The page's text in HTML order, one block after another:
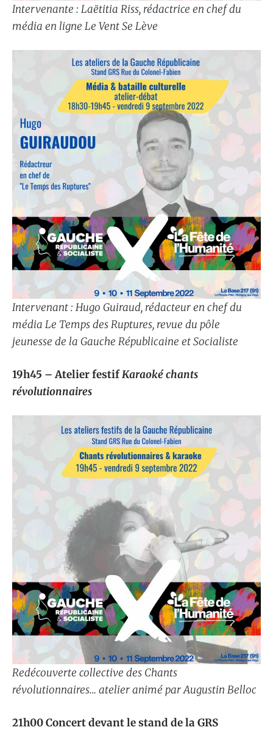
Intervenante : Laëtitia Riss, rédactrice en chef du
média en ligne Le Vent Se Lève
Intervenant : Hugo Guiraud, rédacteur en chef du
média Le Temps des Ruptures, revue du pôle
jeunesse de la Gauche Républicaine et Socialiste
19h45 – Atelier festifKaraoké chants
révolutionnaires
Redécouverte collective des Chants
révolutionnaires… atelier animé par Augustin Belloc
21h00 Concert devant le stand de la GRS